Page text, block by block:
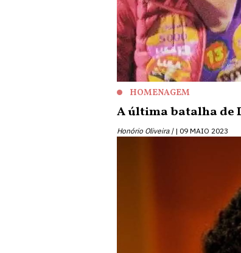
HOMENAGEM
A última batalha de
Honório Oliveira | 09 MAIO 2023